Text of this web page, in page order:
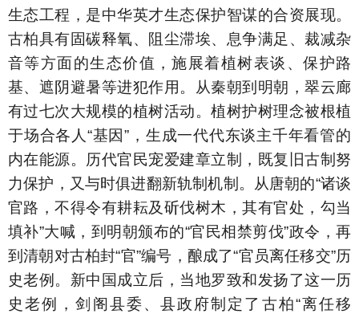
生态工程，是中华英才生态保护智谋的合资展现。
古柏具有固碳释氧、阻尘滞埃、息争满足、裁减杂
音等方面的生态价值，施展着植树表谈、保护路
基、遮阴避暑等进犯作用。从秦朝到明朝，翠云廊
有过七次大规模的植树活动。植树护树理念被根植
于场合各人“基因”，生成一代代东谈主千年看管的
内在能源。历代官民宠爱建章立制，既复旧古制努
力保护，又与时俱进翻新轨制机制。从唐朝的“诸谈
官路，不得令有耕耘及斫伐树木，其有官处，勾当
填补”大喊，到明朝颁布的“官民相禁剪伐”政令，再
到清朝对古柏封“官”编号，酿成了“官员离任移交”历
史老例。新中国成立后，当地罗致和发扬了这一历
史老例，剑阁县委、县政府制定了古柏“离任移